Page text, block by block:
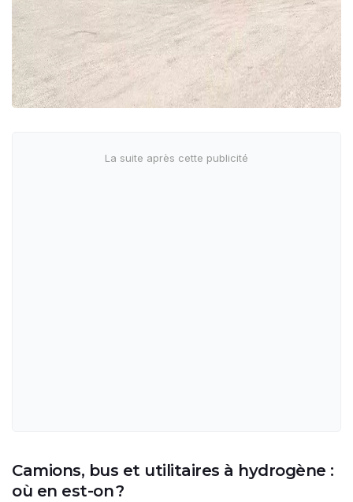
Camions, bus et utilitaires à hydrogène :
où en est-on ?